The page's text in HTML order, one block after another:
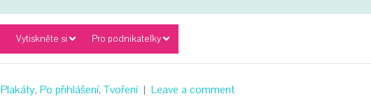
Vytiskněte si Pro podnikatelky
Plakáty, Po přihlášení, Tvoření Leave a comment